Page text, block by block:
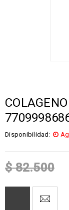
Disponibilidad:
$82.500